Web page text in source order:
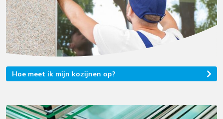
Hoe meet ik mijn kozijnen op?